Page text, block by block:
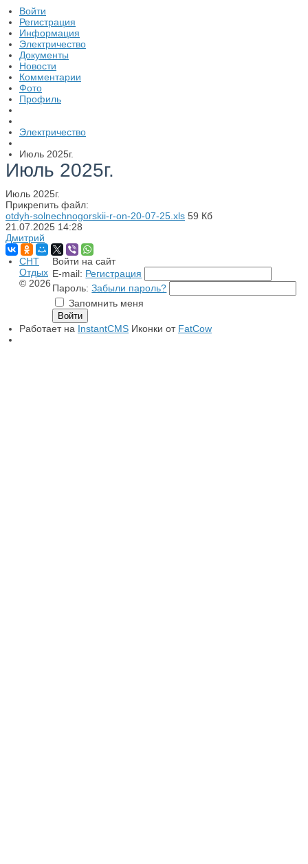
Войти
Регистрация
Информация
Электричество
Документы
Новости
Комментарии
Фото
Профиль
Электричество
Июль 2025г.
Июль 2025г.
Июль 2025г.
Прикрепить файл:
otdyh-solnechnogorskii-r-on-20-07-25.xls 59 Кб
21.07.2025 14:28
Дмитрий
Войти на сайт
E-mail: Регистрация
Пароль: Забыли пароль?
Запомнить меня
СНТ
Отдых
© 2026
Работает на InstantCMS Иконки от FatCow